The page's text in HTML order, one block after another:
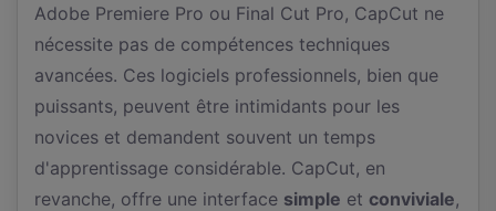
Adobe Premiere Pro ou Final Cut Pro, CapCut ne
nécessite pas de compétences techniques
avancées. Ces logiciels professionnels, bien que
puissants, peuvent être intimidants pour les
novices et demandent souvent un temps
d'apprentissage considérable. CapCut, en
revanche, offre une interface simple et conviviale,